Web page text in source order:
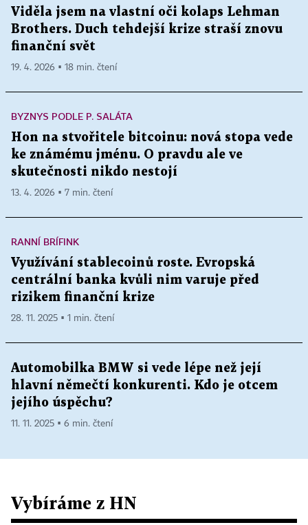
Viděla jsem na vlastní oči kolaps Lehman
Brothers. Duch tehdejší krize straší znovu
finanční svět
19. 4. 2026 ▪ 18 min. čtení
BYZNYS PODLE P. SALÁTA
Hon na stvořitele bitcoinu: nová stopa vede
ke známému jménu. O pravdu ale ve
skutečnosti nikdo nestojí
13. 4. 2026 ▪ 7 min. čtení
RANNÍ BRÍFINK
Využívání stablecoinů roste. Evropská
centrální banka kvůli nim varuje před
rizikem finanční krize
28. 11. 2025 ▪ 1 min. čtení
Automobilka BMW si vede lépe než její
hlavní němečtí konkurenti. Kdo je otcem
jejího úspěchu?
11. 11. 2025 ▪ 6 min. čtení
Vybíráme z HN